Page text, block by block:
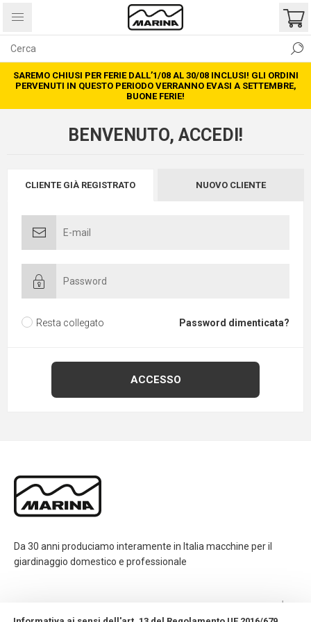
SAREMO CHIUSI PER FERIE DALL’1/08 AL 30/08 INCLUSI! GLI ORDINI
PERVENUTI IN QUESTO PERIODO VERRANNO EVASI A SETTEMBRE,
BUONE FERIE!
BENVENUTO, ACCEDI!
CLIENTE GIÀ REGISTRATO NUOVO CLIENTE
Resta collegato Password dimenticata?
Da 30 anni produciamo interamente in Italia macchine per il
giardinaggio domestico e professionale